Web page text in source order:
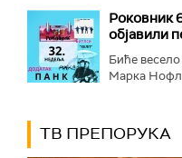
Роковник
објавили
Биће
Марка
ТВ ПРЕПОРУКА